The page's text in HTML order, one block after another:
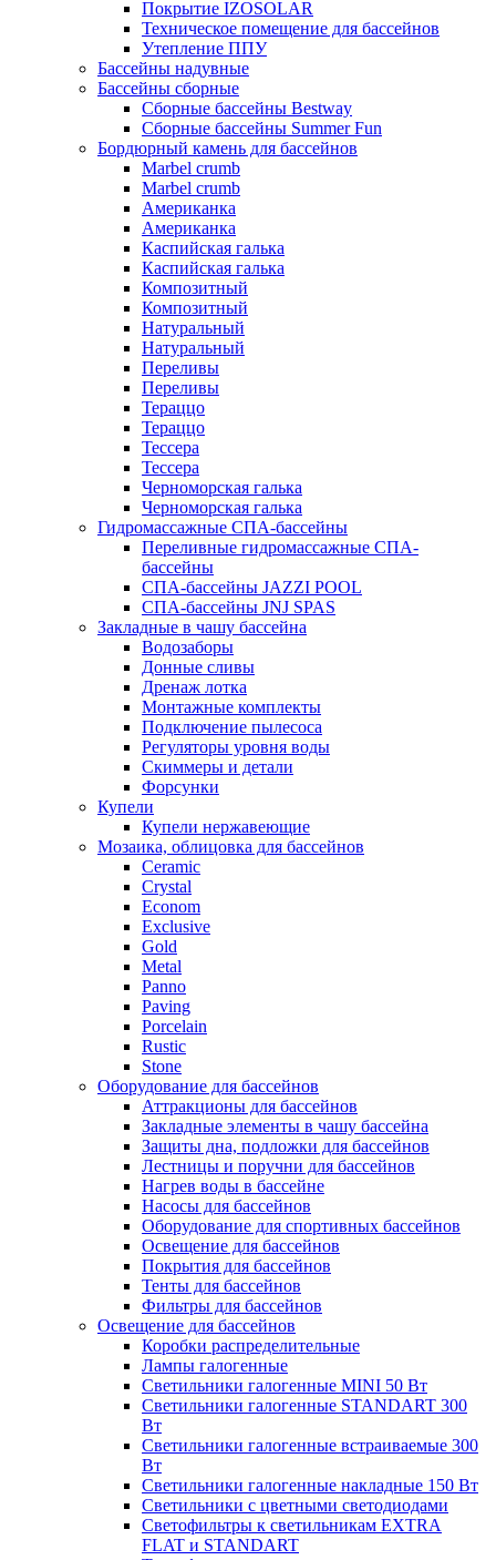
Покрытие IZOSOLAR
Техническое помещение для бассейнов
Утепление ППУ
Бассейны надувные
Бассейны сборные
Сборные бассейны Bestway
Сборные бассейны Summer Fun
Бордюрный камень для бассейнов
Marbel crumb
Marbel crumb
Американка
Американка
Каспийская галька
Каспийская галька
Композитный
Композитный
Натуральный
Натуральный
Переливы
Переливы
Тераццо
Тераццо
Тессера
Тессера
Черноморская галька
Черноморская галька
Гидромассажные СПА-бассейны
Переливные гидромассажные СПА-
бассейны
СПА-бассейны JAZZI POOL
СПА-бассейны JNJ SPAS
Закладные в чашу бассейна
Водозаборы
Донные сливы
Дренаж лотка
Монтажные комплекты
Подключение пылесоса
Регуляторы уровня воды
Скиммеры и детали
Форсунки
Купели
Купели нержавеющие
Мозаика, облицовка для бассейнов
Ceramic
Crystal
Econom
Exclusive
Gold
Metal
Panno
Paving
Porcelain
Rustic
Stone
Оборудование для бассейнов
Аттракционы для бассейнов
Закладные элементы в чашу бассейна
Защиты дна, подложки для бассейнов
Лестницы и поручни для бассейнов
Нагрев воды в бассейне
Насосы для бассейнов
Оборудование для спортивных бассейнов
Освещение для бассейнов
Покрытия для бассейнов
Тенты для бассейнов
Фильтры для бассейнов
Освещение для бассейнов
Коробки распределительные
Лампы галогенные
Светильники галогенные MINI 50 Вт
Светильники галогенные STANDART 300
Вт
Светильники галогенные встраиваемые 300
Вт
Светильники галогенные накладные 150 Вт
Светильники с цветными светодиодами
Светофильтры к светильникам EXTRA
FLAT и STANDART